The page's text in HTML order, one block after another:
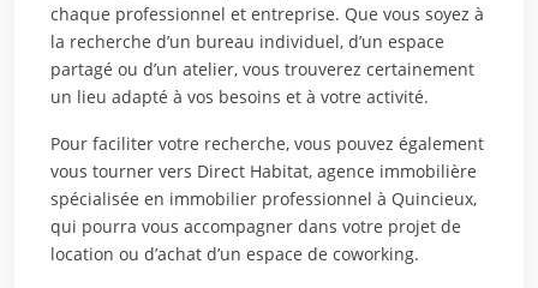
chaque professionnel et entreprise. Que vous soyez à
la recherche d’un bureau individuel, d’un espace
partagé ou d’un atelier, vous trouverez certainement
un lieu adapté à vos besoins et à votre activité.
Pour faciliter votre recherche, vous pouvez également
vous tourner vers Direct Habitat, agence immobilière
spécialisée en immobilier professionnel à Quincieux,
qui pourra vous accompagner dans votre projet de
location ou d’achat d’un espace de coworking.